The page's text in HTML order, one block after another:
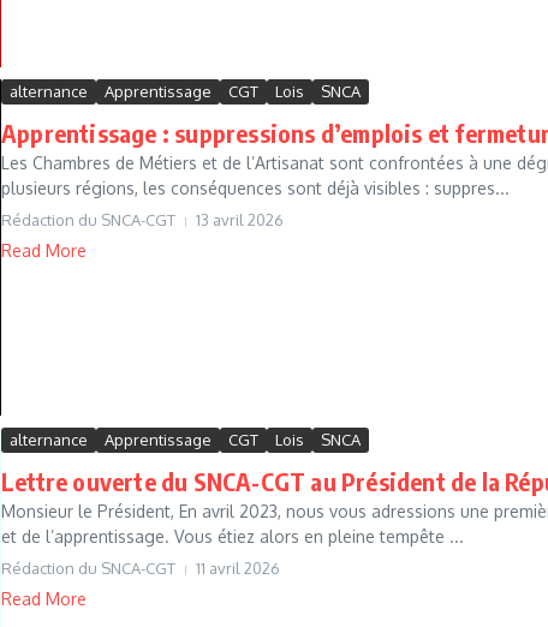
alternance Apprentissage CGT Lois SNCA
Apprentissage : suppressions d’emplois et
Les Chambres de Métiers et de l’Artisanat sont confrontées à une
plusieurs régions, les conséquences sont déjà visibles : suppres...
Rédaction du SNCA-CGT 13 avril 2026
Read More
alternance Apprentissage CGT Lois SNCA
Lettre ouverte du SNCA-CGT au Président de la
Monsieur le Président, En avril 2023, nous vous adressions une
et de l’apprentissage. Vous étiez alors en pleine tempête ...
Rédaction du SNCA-CGT 11 avril 2026
Read More